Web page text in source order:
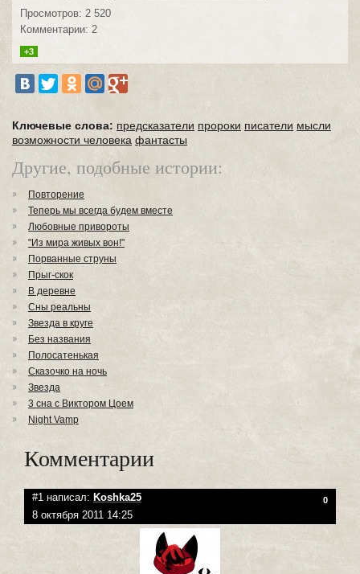
Просмотров: 2 520
Комментарии: 2
+3
Ключевые слова: предсказатели пророки писатели мысли
возможности человека фантасты
Другие, подобные истории:
Повторение
Теперь мы всегда будем вместе
Любовные привороты
"Из мира живых вон!"
Порванные струны
Прыг-скок
В деревне
Сны реальны
Звезда в круге
Без названия
Полосатенькая
Сказочко на ночь
Звезда
3 сна с Виктором Цоем
Night Vamp
Комментарии
#1 написал: Koshka25 0
8 октября 2011 14:25